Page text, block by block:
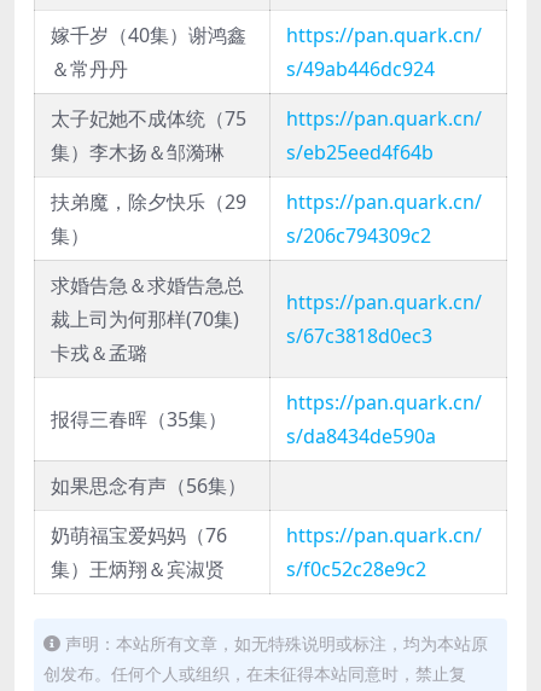
嫁千岁（40集）谢鸿鑫
＆常丹丹
https://pan.quark.cn/
s/49ab446dc924
太子妃她不成体统（75
集）李木扬＆邹漪琳
https://pan.quark.cn/
s/eb25eed4f64b
扶弟魔，除夕快乐（29
集）
https://pan.quark.cn/
s/206c794309c2
求婚告急＆求婚告急总
裁上司为何那样(70集)
卡戎＆孟璐
https://pan.quark.cn/
s/67c3818d0ec3
报得三春晖（35集）
https://pan.quark.cn/
s/da8434de590a
如果思念有声（56集）
奶萌福宝爱妈妈（76
集）王炳翔＆宾淑贤
https://pan.quark.cn/
s/f0c52c28e9c2
声明：本站所有文章，如无特殊说明或标注，均为本站原
创发布。任何个人或组织，在未征得本站同意时，禁止复